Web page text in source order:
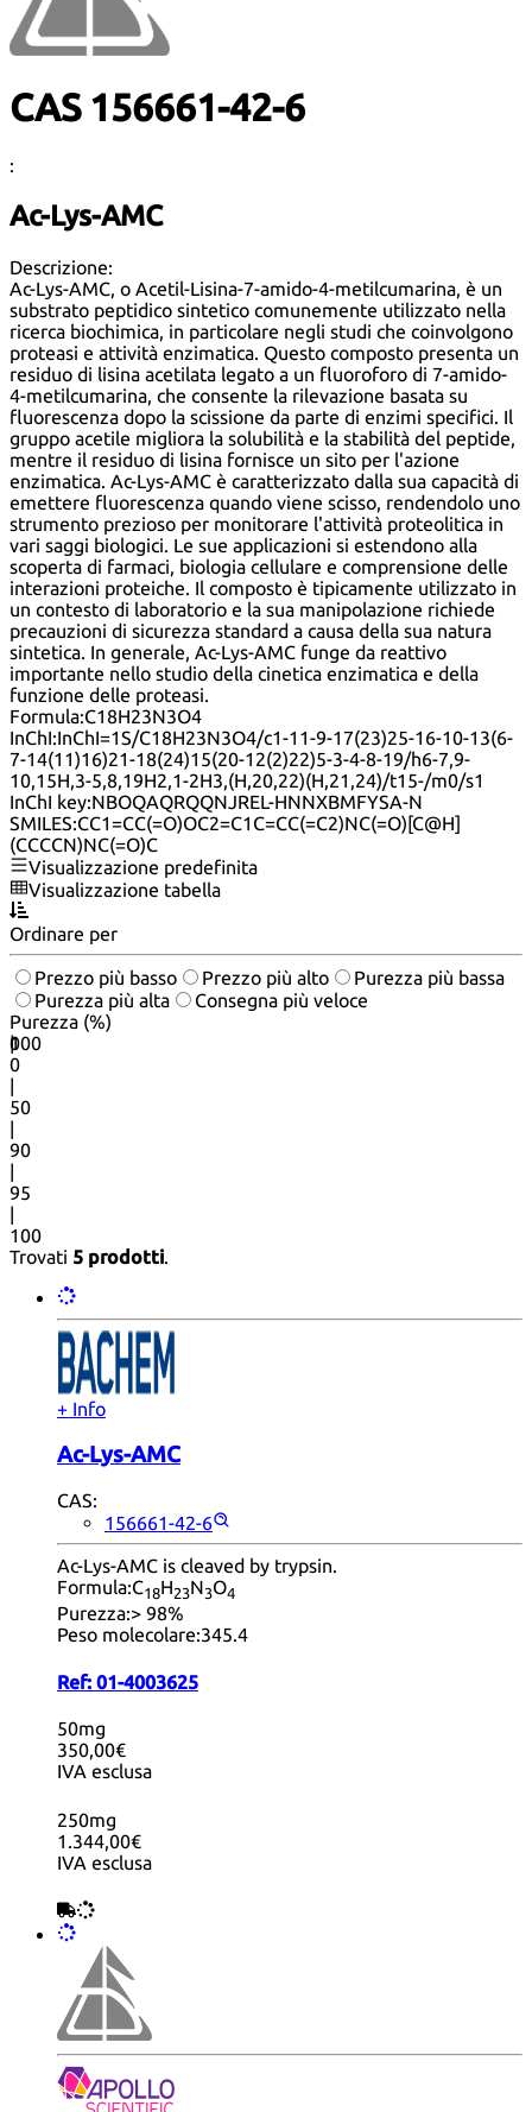
CAS 156661-42-6
:
Ac-Lys-AMC
Descrizione:
Ac-Lys-AMC, o Acetil-Lisina-7-amido-4-metilcumarina, è un
substrato peptidico sintetico comunemente utilizzato nella
ricerca biochimica, in particolare negli studi che coinvolgono
proteasi e attività enzimatica. Questo composto presenta un
residuo di lisina acetilata legato a un fluoroforo di 7-amido-
4-metilcumarina, che consente la rilevazione basata su
fluorescenza dopo la scissione da parte di enzimi specifici. Il
gruppo acetile migliora la solubilità e la stabilità del peptide,
mentre il residuo di lisina fornisce un sito per l'azione
enzimatica. Ac-Lys-AMC è caratterizzato dalla sua capacità di
emettere fluorescenza quando viene scisso, rendendolo uno
strumento prezioso per monitorare l'attività proteolitica in
vari saggi biologici. Le sue applicazioni si estendono alla
scoperta di farmaci, biologia cellulare e comprensione delle
interazioni proteiche. Il composto è tipicamente utilizzato in
un contesto di laboratorio e la sua manipolazione richiede
precauzioni di sicurezza standard a causa della sua natura
sintetica. In generale, Ac-Lys-AMC funge da reattivo
importante nello studio della cinetica enzimatica e della
funzione delle proteasi.
Formula:C18H23N3O4
InChI:InChI=1S/C18H23N3O4/c1-11-9-17(23)25-16-10-13(6-
7-14(11)16)21-18(24)15(20-12(2)22)5-3-4-8-19/h6-7,9-
10,15H,3-5,8,19H2,1-2H3,(H,20,22)(H,21,24)/t15-/m0/s1
InChI key:NBOQAQRQQNJREL-HNNXBMFYSA-N
SMILES:CC1=CC(=O)OC2=C1C=CC(=C2)NC(=O)[C@H]
(CCCCN)NC(=O)C
Visualizzazione predefinita
Visualizzazione tabella
Ordinare per
Prezzo più basso Prezzo più alto
Purezza più bassa
Purezza più alta
Consegna più veloce
Purezza (%)
0
100
|
0
|
50
|
90
|
95
|
100
Trovati 5 prodotti.
+ Info
Ac-Lys-AMC
CAS:
156661-42-6
Ac-Lys-AMC is cleaved by trypsin.
Formula:C18H23N3O4
Purezza:> 98%
Peso molecolare:345.4
Ref: 01-4003625
50mg
350,00€
IVA esclusa
250mg
1.344,00€
IVA esclusa